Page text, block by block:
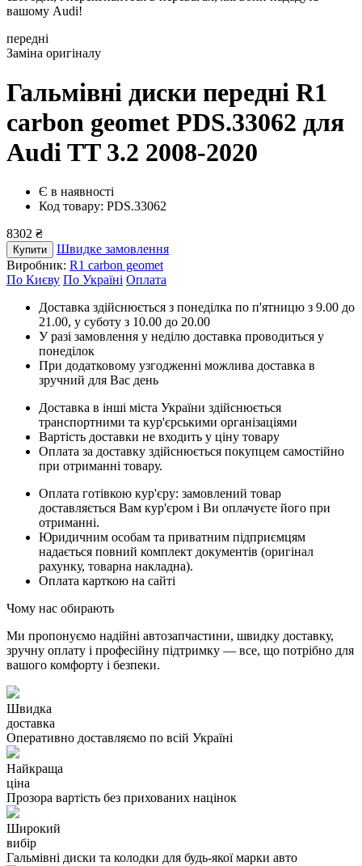
вашому Audi!
передні
Заміна оригіналу
Гальмівні диски передні R1
carbon geomet PDS.33062 для
Audi TT 3.2 2008-2020
Є в наявності
Код товару: PDS.33062
8302 ₴
Купити
Швидке замовлення
Виробник: R1 carbon geomet
По Києву По Україні Оплата
Доставка здійснюється з понеділка по п'ятницю з 9.00 до
21.00, у суботу з 10.00 до 20.00
У разі замовлення у неділю доставка проводиться у
понеділок
При додатковому узгодженні можлива доставка в
зручний для Вас день
Доставка в інші міста України здійснюється
транспортними та кур'єрськими організаціями
Вартість доставки не входить у ціну товару
Оплата за доставку здійснюється покупцем самостійно
при отриманні товару.
Оплата готівкою кур'єру: замовлений товар
доставляється Вам кур'єром і Ви оплачуєте його при
отриманні.
Юридичним особам та приватним підприємцям
надається повний комплект документів (оригінал
рахунку, товарна накладна).
Оплата карткою на сайті
Чому нас обирають
Ми пропонуємо надійні автозапчастини, швидку доставку,
зручну оплату і професійну підтримку — все, що потрібно для
вашого комфорту і безпеки.
Швидка
доставка
Оперативно доставляємо по всій Україні
Найкраща
ціна
Прозора вартість без прихованих націнок
Широкий
вибір
Гальмівні диски та колодки для будь-якої марки авто